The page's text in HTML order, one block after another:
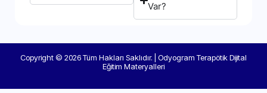
Var?
Copyright © 2026 Tüm Hakları Saklıdır. | Odyogram Terapötik Dijital
Eğitim Materyalleri